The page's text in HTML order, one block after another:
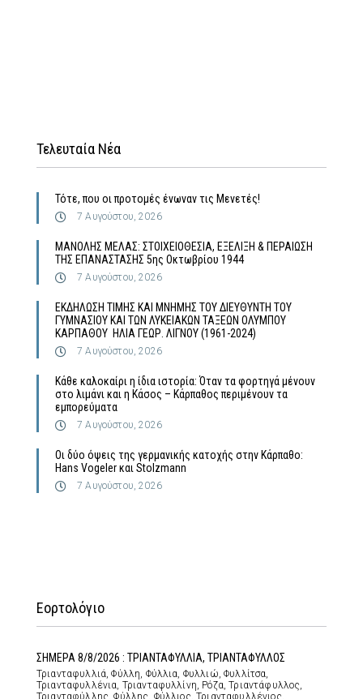
Τελευταία Νέα
Τότε, που οι προτομές ένωναν τις Μενετές!
7 Αυγούστου, 2026
MΑΝΟΛΗΣ ΜΕΛΑΣ: ΣΤΟΙΧΕΙΟΘΕΣΙΑ, ΕΞΕΛΙΞΗ & ΠΕΡΑΙΩΣΗ
ΤΗΣ ΕΠΑΝΑΣΤΑΣΗΣ 5ης Οκτωβρίου 1944
7 Αυγούστου, 2026
ΕΚΔΗΛΩΣΗ ΤΙΜΗΣ ΚΑΙ ΜΝΗΜΗΣ ΤΟΥ ΔΙΕΥΘΥΝΤΗ ΤΟΥ
ΓΥΜΝΑΣΙΟΥ ΚΑΙ ΤΩΝ ΛΥΚΕΙΑΚΩΝ ΤΑΞΕΩΝ ΟΛΥΜΠΟΥ
ΚΑΡΠΑΘΟΥ ΗΛΙΑ ΓΕΩΡ. ΛΙΓΝΟΥ (1961-2024)
7 Αυγούστου, 2026
Κάθε καλοκαίρι η ίδια ιστορία: Όταν τα φορτηγά μένουν
στο λιμάνι και η Κάσος – Κάρπαθος περιμένουν τα
εμπορεύματα
7 Αυγούστου, 2026
Οι δύο όψεις της γερμανικής κατοχής στην Κάρπαθο:
Hans Vogeler και Stolzmann
7 Αυγούστου, 2026
Εορτολόγιο
ΣΗΜΕΡΑ 8/8/2026 : ΤΡΙΑΝΤΑΦΥΛΛΙΑ, ΤΡΙΑΝΤΑΦΥΛΛΟΣ
Τριανταφυλλιά, Φύλλη, Φύλλια, Φυλλιώ, Φυλλίτσα,
Τριανταφυλλένια, Τριανταφυλλίνη, Ρόζα, Τριαντάφυλλος,